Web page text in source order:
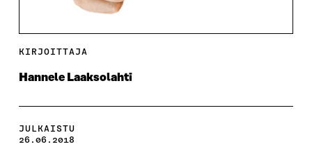
KIRJOITTAJA
Hannele Laaksolahti
JULKAISTU
26.06.2018